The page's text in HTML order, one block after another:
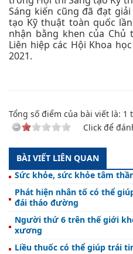
Sáng kiến cũng đã đạt
tạo Kỹ thuật toàn quốc
nhận bằng khen của Chủ
Liên hiệp các Hội Khoa
2021.
Tổng số điểm của bài viết là: 1
Click để
BÀI VIẾT LIÊN QUAN
Sức khỏe, sức khỏe tâm
Phát hiện nhân tố có thể
đái tháo đường
Người thứ 6 trên thế giới
xương
Liều thuốc có thể giúp trái